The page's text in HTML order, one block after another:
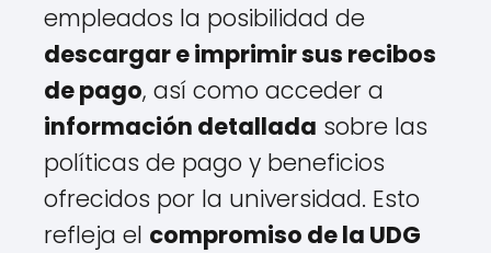
empleados la posibilidad de
descargar e imprimir sus recibos
de pago, así como acceder a
información detallada sobre las
políticas de pago y beneficios
ofrecidos por la universidad. Esto
refleja el compromiso de la UDG